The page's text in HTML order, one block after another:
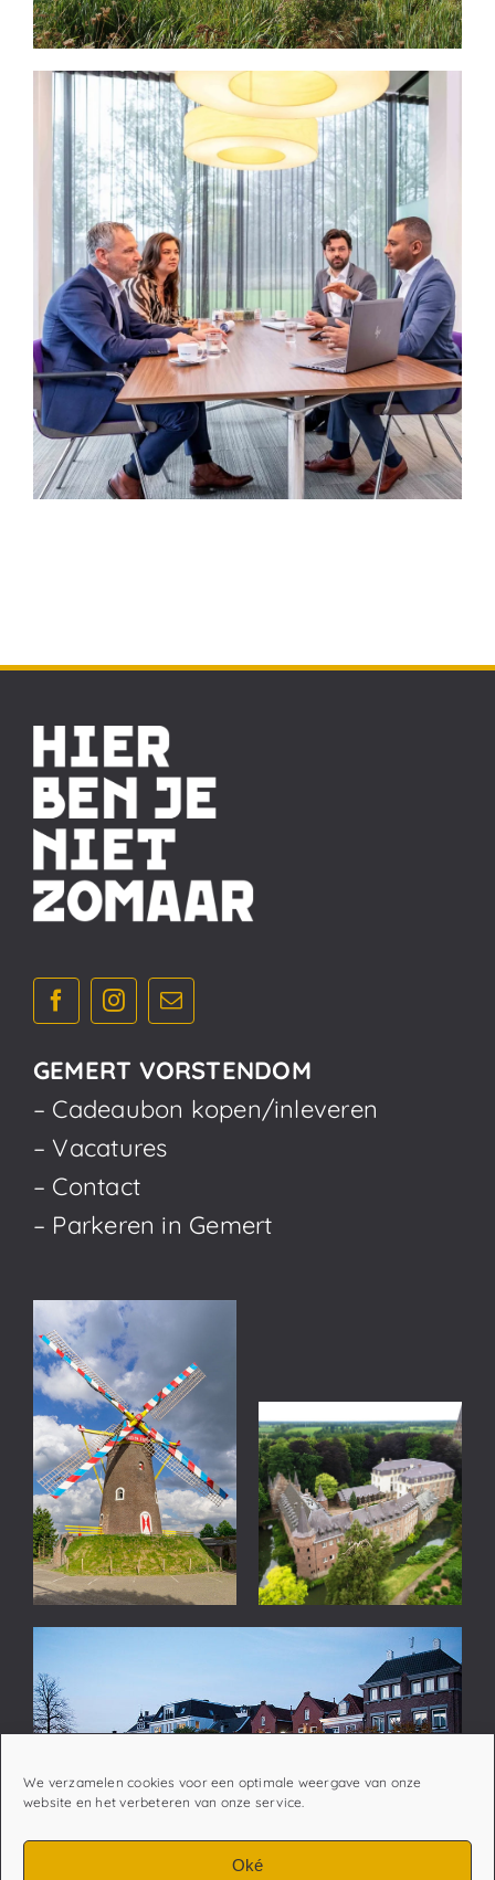
We verzamelen cookies voor een optimale weergave van onze
website en het verbeteren van onze service.
Oké
GEMERT VORSTENDOM
– Cadeaubon kopen/inleveren
– Vacatures
– Contact
– Parkeren in Gemert